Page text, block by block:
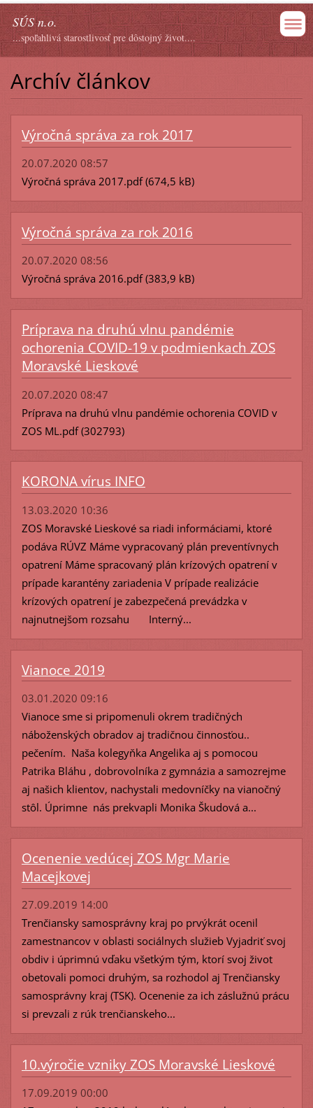
SÚS n.o.
...spoľahlivá starostlivosť pre dôstojný život....
Archív článkov
Výročná správa za rok 2017
20.07.2020 08:57
Výročná správa 2017.pdf (674,5 kB)
Výročná správa za rok 2016
20.07.2020 08:56
Výročná správa 2016.pdf (383,9 kB)
Príprava na druhú vlnu pandémie
ochorenia COVID-19 v podmienkach ZOS
Moravské Lieskové
20.07.2020 08:47
Príprava na druhú vlnu pandémie ochorenia COVID v
ZOS ML.pdf (302793)
KORONA vírus INFO
13.03.2020 10:36
ZOS Moravské Lieskové sa riadi informáciami, ktoré
podáva RÚVZ Máme vypracovaný plán preventívnych
opatrení Máme spracovaný plán krízových opatrení v
prípade karantény zariadenia V prípade realizácie
krízových opatrení je zabezpečená prevádzka v
najnutnejšom rozsahu Interný...
Vianoce 2019
03.01.2020 09:16
Vianoce sme si pripomenuli okrem tradičných
náboženských obradov aj tradičnou činnosťou..
pečením. Naša kolegyňka Angelika aj s pomocou
Patrika Bláhu , dobrovolníka z gymnázia a samozrejme
aj našich klientov, nachystali medovníčky na vianočný
stôl. Úprimne nás prekvapli Monika Škudová a...
Ocenenie vedúcej ZOS Mgr Marie
Macejkovej
27.09.2019 14:00
Trenčiansky samosprávny kraj po prvýkrát ocenil
zamestnancov v oblasti sociálnych služieb Vyjadriť svoj
obdiv i úprimnú vďaku všetkým tým, ktorí svoj život
obetovali pomoci druhým, sa rozhodol aj Trenčiansky
samosprávny kraj (TSK). Ocenenie za ich záslužnú prácu
si prevzali z rúk trenčianskeho...
10.výročie vzniky ZOS Moravské Lieskové
17.09.2019 00:00